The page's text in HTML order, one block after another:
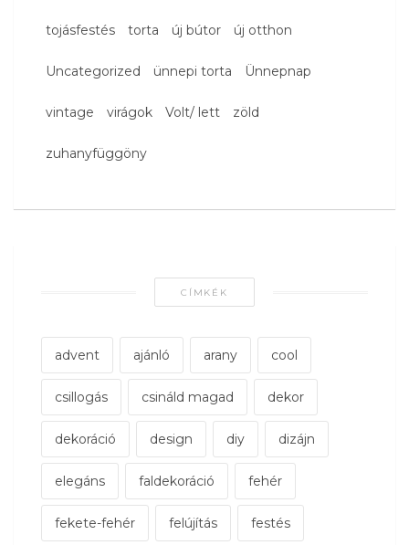
tojásfestés torta új bútor új otthon
Uncategorized ünnepi torta Ünnepnap
vintage virágok Volt/ lett zöld
zuhanyfüggöny
CÍMKÉK
advent ajánló arany cool
csillogás csináld magad dekor
dekoráció design diy dizájn
elegáns faldekoráció fehér
fekete-fehér felújítás festés